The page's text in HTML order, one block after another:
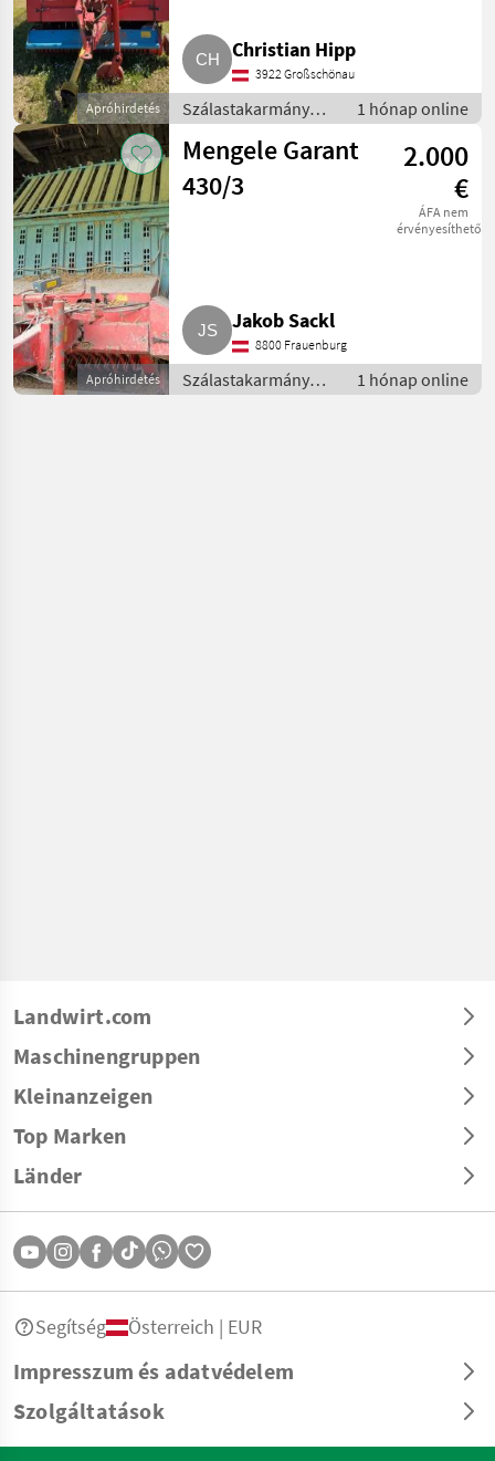
Apróhirdetés
Christian Hipp
3922 Großschönau
Szálastakarmány
betakarítók /
Rendfelszedő
pótkocsi
1 hónap online
Apróhirdetés
Mengele Garant
430/3
2.000
€
ÁFA nem
érvényesíthető
Jakob Sackl
8800 Frauenburg
Szálastakarmány
betakarítók /
1 hónap online
Landwirt.com
Maschinengruppen
Kleinanzeigen
Top Marken
Länder
Impresszum és adatvédelem
Szolgáltatások
Segítség Österreich | EUR